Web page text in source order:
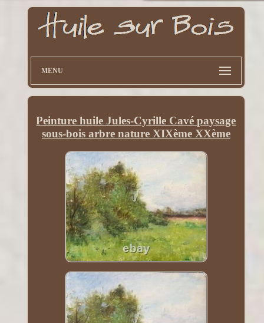
MENU
Peinture huile Jules-Cyrille Cavé paysage
sous-bois arbre nature XIXème XXème